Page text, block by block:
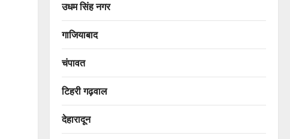
उधम सिंह नगर
गाजियाबाद
चंपावत
टिहरी गढ़वाल
देहारादून